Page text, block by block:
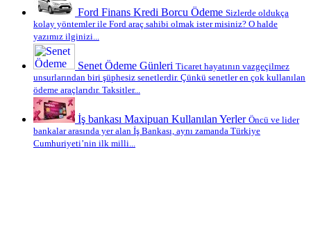
Ford Finans Kredi Borcu Ödeme Sizlerde oldukça
kolay yöntemler ile Ford araç sahibi olmak ister misiniz? O halde
yazımız ilginizi...
Senet Ödeme Günleri Ticaret hayatının vazgeçilmez
unsurlarından biri şüphesiz senetlerdir. Çünkü senetler en çok kullanılan
ödeme araçlarıdır. Taksitler...
İş bankası Maxipuan Kullanılan Yerler Öncü ve lider
bankalar arasında yer alan İş Bankası, aynı zamanda Türkiye
Cumhuriyeti’nin ilk milli...